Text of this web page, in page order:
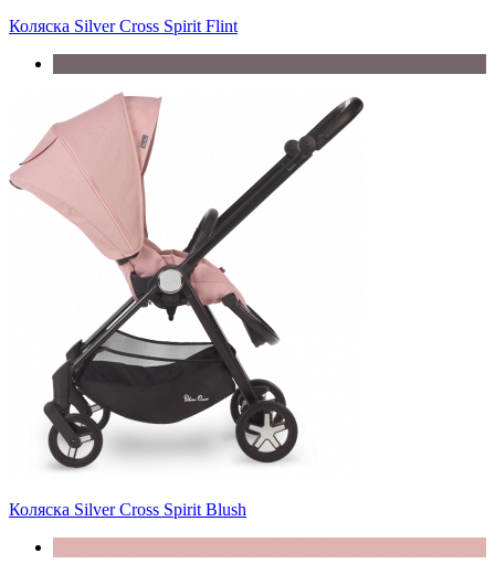
Коляска Silver Cross Spirit Flint
Коляска Silver Cross Spirit Blush